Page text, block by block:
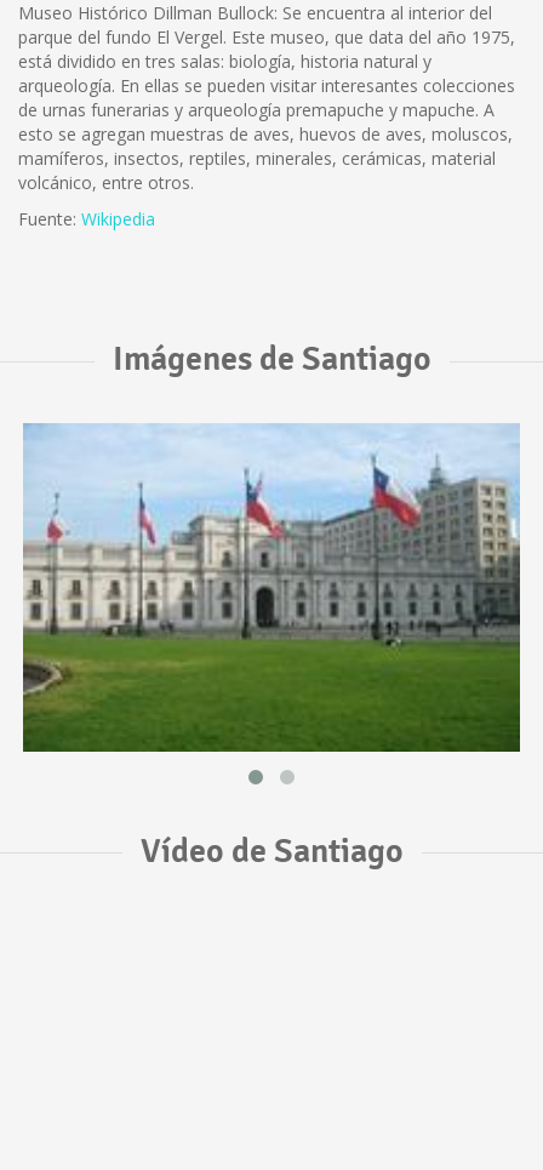
Museo Histórico Dillman Bullock: Se encuentra al interior del
parque del fundo El Vergel. Este museo, que data del año 1975,
está dividido en tres salas: biología, historia natural y
arqueología. En ellas se pueden visitar interesantes colecciones
de urnas funerarias y arqueología premapuche y mapuche. A
esto se agregan muestras de aves, huevos de aves, moluscos,
mamíferos, insectos, reptiles, minerales, cerámicas, material
volcánico, entre otros.
Fuente: Wikipedia
Imágenes de Santiago
Vídeo de Santiago